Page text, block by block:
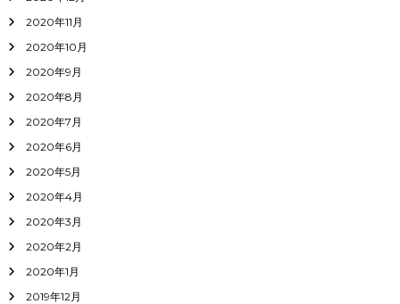
2020年11月
2020年10月
2020年9月
2020年8月
2020年7月
2020年6月
2020年5月
2020年4月
2020年3月
2020年2月
2020年1月
2019年12月